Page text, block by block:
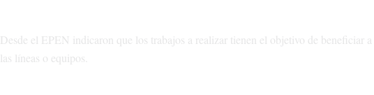
Desde el EPEN indicaron que los trabajos a realizar tienen el objetivo de beneficiar
las líneas o equipos.